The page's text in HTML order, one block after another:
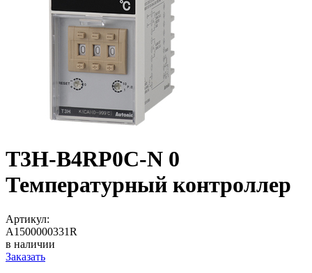
T3H-B4RP0C-N 0
Температурный контроллер
Артикул:
A1500000331R
в наличии
Заказать